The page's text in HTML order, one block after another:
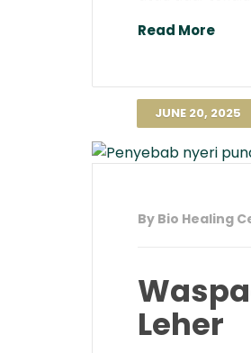
Read More
JUNE 20, 2025
By Bio Healing
Leher​